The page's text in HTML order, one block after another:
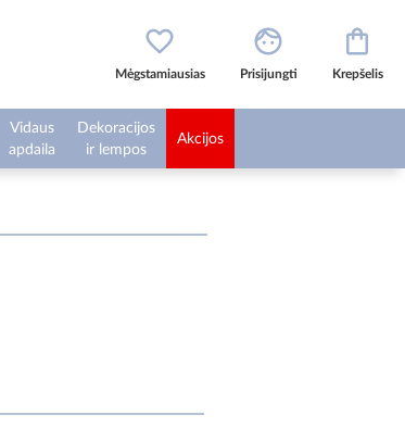
Mėgstamiausias Prisijungti Krepšelis
Vidaus
apdaila
Dekoracijos
ir lempos
Akcijos